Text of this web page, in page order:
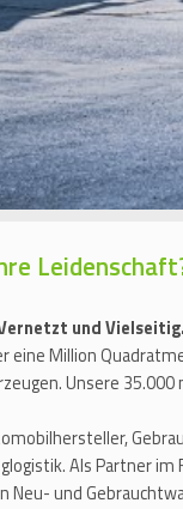
und Vielseitig.
eine Million
Unsere
Als Partner
Neu- und